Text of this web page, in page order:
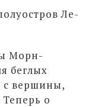
Ле-
Морн-
беглых
с вершины,
о